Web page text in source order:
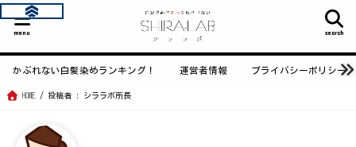
search
menu
かぶれない白髪染めランキング！ 運営者情報 プライバシーポリシー
HOME 投稿者 : シララボ所長